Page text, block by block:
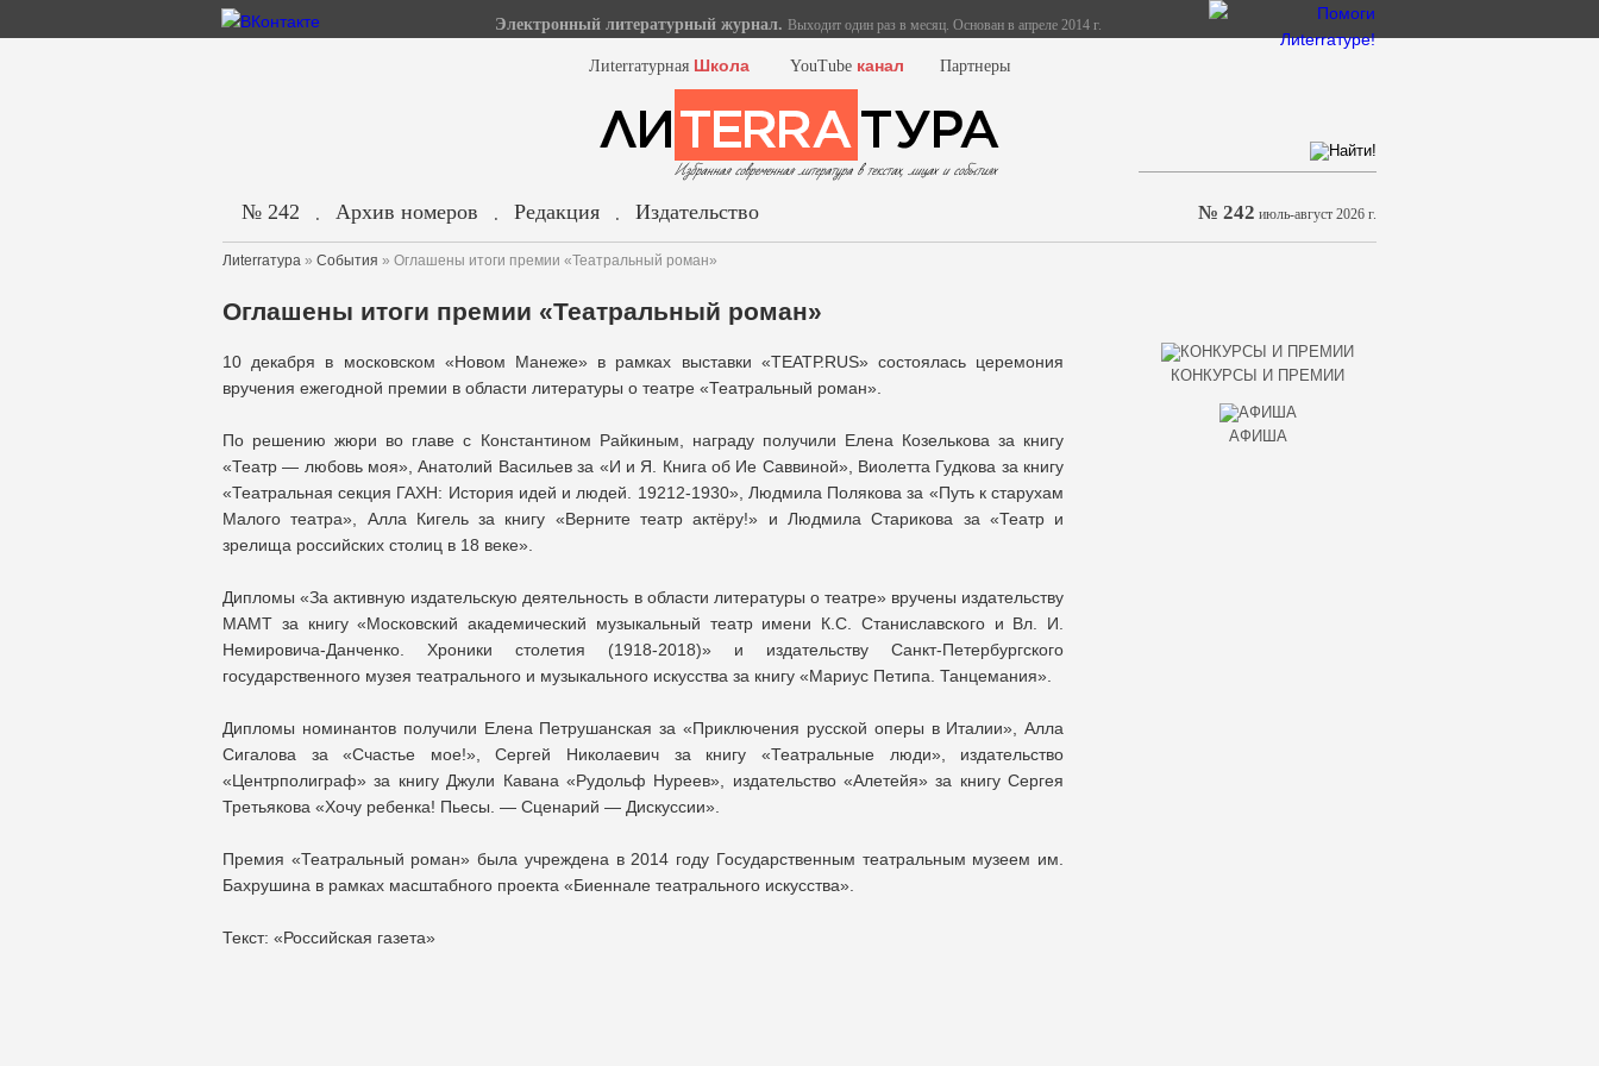
Электронный литературный журнал. Выходит один раз в месяц. Основан в апреле 2014 г.
Лиterraтурная Школа YouTube канал Партнеры
№ 242 . Архив номеров . Редакция . Издательство № 242 июль-август 2026 г.
Лиterraтура » События » Оглашены итоги премии «Театральный роман»
Оглашены итоги премии «Театральный роман»
10 декабря в московском «Новом Манеже» в рамках выставки «TЕАТР.RUS» состоялась церемония
вручения ежегодной премии в области литературы о театре «Театральный роман».
По решению жюри во главе с Константином Райкиным, награду получили Елена Козелькова за книгу
«Театр — любовь моя», Анатолий Васильев за «И и Я. Книга об Ие Саввиной», Виолетта Гудкова за книгу
«Театральная секция ГАХН: История идей и людей. 19212-1930», Людмила Полякова за «Путь к старухам
Малого театра», Алла Кигель за книгу «Верните театр актёру!» и Людмила Старикова за «Театр и
зрелища российских столиц в 18 веке».
Дипломы «За активную издательскую деятельность в области литературы о театре» вручены издательству
МАМТ за книгу «Московский академический музыкальный театр имени К.С. Станиславского и Вл. И.
Немировича-Данченко. Хроники столетия (1918-2018)» и издательству Санкт-Петербургского
государственного музея театрального и музыкального искусства за книгу «Мариус Петипа. Танцемания».
Дипломы номинантов получили Елена Петрушанская за «Приключения русской оперы в Италии», Алла
Сигалова за «Счастье мое!», Сергей Николаевич за книгу «Театральные люди», издательство
«Центрполиграф» за книгу Джули Кавана «Рудольф Нуреев», издательство «Алетейя» за книгу Сергея
Третьякова «Хочу ребенка! Пьесы. — Сценарий — Дискуссии».
Премия «Театральный роман» была учреждена в 2014 году Государственным театральным музеем им.
Бахрушина в рамках масштабного проекта «Биеннале театрального искусства».
Текст: «Российская газета»
КОНКУРСЫ И ПРЕМИИ
АФИША